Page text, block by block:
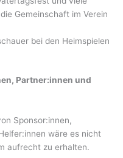
Gemeinschaft im Verein
bei den Heimspielen
Partner:innen und
Sponsor:innen,
wäre es nicht
aufrecht zu erhalten.